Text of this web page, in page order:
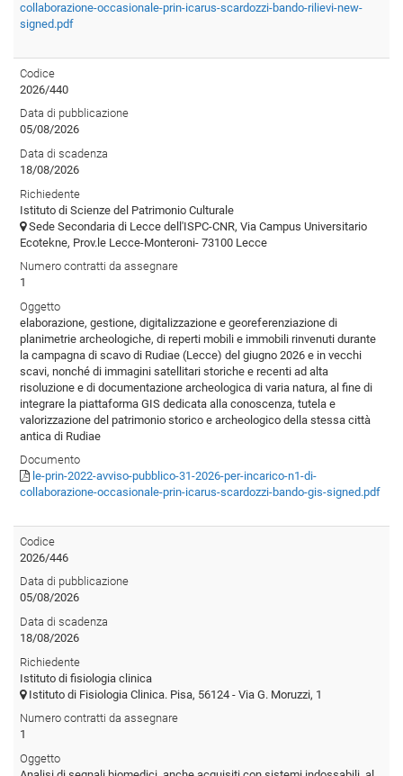
collaborazione-occasionale-prin-icarus-scardozzi-bando-rilievi-new-
signed.pdf
Codice
2026/440
Data di pubblicazione
05/08/2026
Data di scadenza
18/08/2026
Richiedente
Istituto di Scienze del Patrimonio Culturale
Sede Secondaria di Lecce dell'ISPC-CNR, Via Campus Universitario
Ecotekne, Prov.le Lecce-Monteroni- 73100 Lecce
Numero contratti da assegnare
1
Oggetto
elaborazione, gestione, digitalizzazione e georeferenziazione di
planimetrie archeologiche, di reperti mobili e immobili rinvenuti durante
la campagna di scavo di Rudiae (Lecce) del giugno 2026 e in vecchi
scavi, nonché di immagini satellitari storiche e recenti ad alta
risoluzione e di documentazione archeologica di varia natura, al fine di
integrare la piattaforma GIS dedicata alla conoscenza, tutela e
valorizzazione del patrimonio storico e archeologico della stessa città
antica di Rudiae
Documento
le-prin-2022-avviso-pubblico-31-2026-per-incarico-n1-di-
collaborazione-occasionale-prin-icarus-scardozzi-bando-gis-signed.pdf
Codice
2026/446
Data di pubblicazione
05/08/2026
Data di scadenza
18/08/2026
Richiedente
Istituto di fisiologia clinica
Istituto di Fisiologia Clinica. Pisa, 56124 - Via G. Moruzzi, 1
Numero contratti da assegnare
1
Oggetto